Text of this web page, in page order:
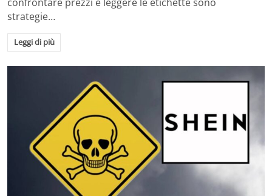
strategie…
Leggi di più